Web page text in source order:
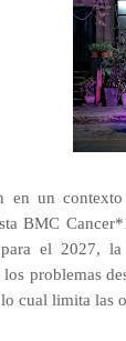
en un
BMC
el 2027,
problemas
lo cual limita las